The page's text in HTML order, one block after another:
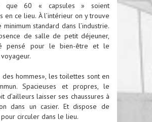
que 60 « capsules » soient
en ce lieu. À l’intérieur on y trouve
standard dans l’industrie.
de salle de petit déjeuner,
pensé pour le bien-être et le
des hommes», les toilettes sont en
Spacieuses et propres, le
d’ailleurs laisser ses chaussures à
dans un casier. Et dispose de
circuler dans le lieu.